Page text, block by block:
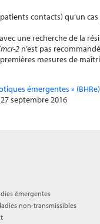
contacts) qu’un
une recherche de la
2 n’est pas
mesures de
émergentes » (BHRe)
septembre 2016
émergentes
non-transmissibles